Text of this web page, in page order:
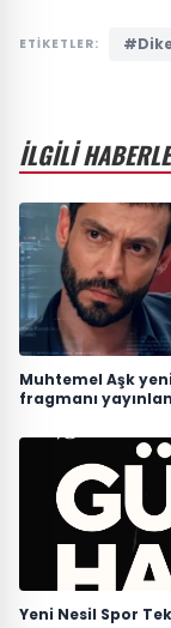
ETİKETLER:
İLGİLİ
Muhtemel Aşk
fragmanı
Yeni Nesil Spor